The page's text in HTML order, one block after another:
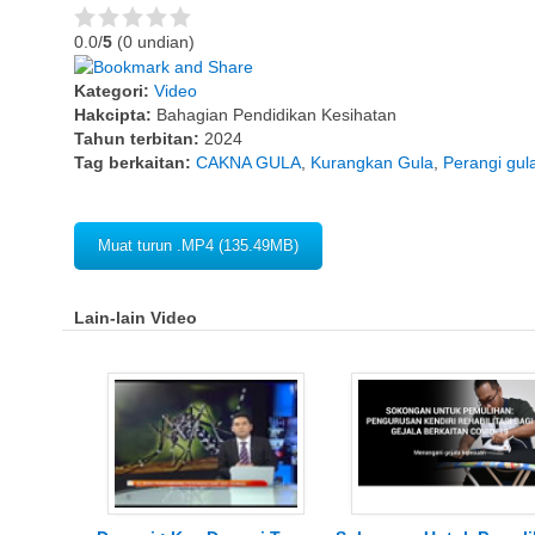
0.0/5 (0 undian)
Kategori: Video
Hakcipta: Bahagian Pendidikan Kesihatan
Tahun terbitan: 2024
Tag berkaitan: CAKNA GULA, Kurangkan Gula, Perangi
Muat turun .MP4 (135.49MB)
Lain-lain Video